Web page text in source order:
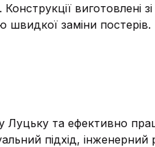
заміни постерів.
Луцьку та ефективно
підхід,